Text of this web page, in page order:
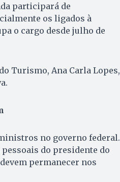
participará de
os ligados à
o cargo desde julho de
Turismo, Ana Carla Lopes,
no governo federal.
do presidente do
permanecer nos